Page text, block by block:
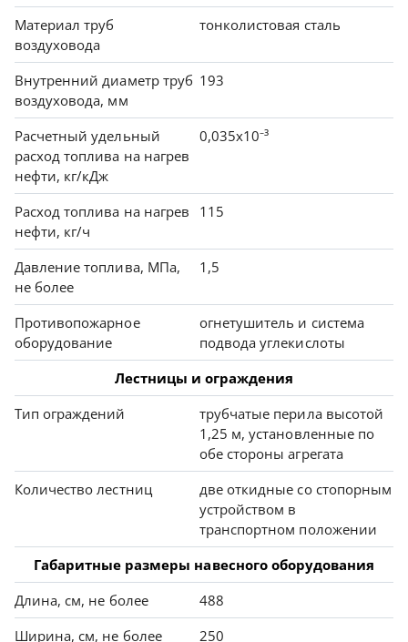
Материал труб
воздуховода
тонколистовая сталь
Внутренний диаметр труб
воздуховода, мм
193
Расчетный удельный
расход топлива на нагрев
нефти, кг/кДж
0,035х10⁻³
Расход топлива на нагрев
нефти, кг/ч
115
Давление топлива, МПа,
не более
1,5
Противопожарное
оборудование
огнетушитель и система
подвода углекислоты
Лестницы и ограждения
Тип ограждений
трубчатые перила высотой
1,25 м, установленные по
обе стороны агрегата
Количество лестниц
две откидные со стопорным
устройством в
транспортном положении
Габаритные размеры навесного оборудования
Длина, см, не более
488
Ширина, см, не более
250